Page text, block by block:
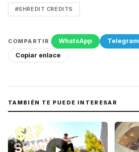
#SHREDIT CREDITS
COMPARTIR WhatsApp Telegram
Copiar enlace
TAMBIÉN TE PUEDE INTERESAR
▶